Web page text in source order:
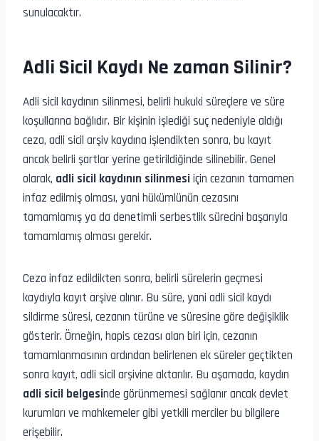
sunulacaktır.
Adli Sicil Kaydı Ne zaman Silinir?
Adli sicil kaydının silinmesi, belirli hukuki süreçlere ve süre
koşullarına bağlıdır. Bir kişinin işlediği suç nedeniyle aldığı
ceza, adli sicil arşiv kaydına işlendikten sonra, bu kayıt
ancak belirli şartlar yerine getirildiğinde silinebilir. Genel
olarak, adli sicil kaydının silinmesiiçin cezanın tamamen
infaz edilmiş olması, yani hükümlünün cezasını
tamamlamış ya da denetimli serbestlik sürecini başarıyla
tamamlamış olması gerekir.
Ceza infaz edildikten sonra, belirli sürelerin geçmesi
kaydıyla kayıt arşive alınır. Bu süre, yani adli sicil kaydı
sildirme süresi, cezanın türüne ve süresine göre değişiklik
gösterir. Örneğin, hapis cezası alan biri için, cezanın
tamamlanmasının ardından belirlenen ek süreler geçtikten
sonra kayıt, adli sicil arşivine aktarılır. Bu aşamada, kaydın
adli sicil belgesinde görünmemesi sağlanır ancak devlet
kurumları ve mahkemeler gibi yetkili merciler bu bilgilere
erişebilir.